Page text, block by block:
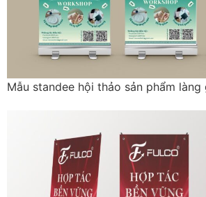
Mẫu standee hội thảo sản phẩm làng